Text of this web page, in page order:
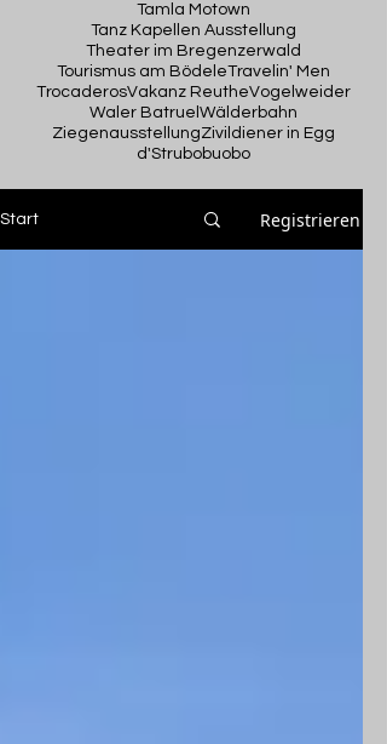
Tamla Motown
Tanz Kapellen Ausstellung
Theater im Bregenzerwald
Tourismus am BödeleTravelin' Men
TrocaderosVakanz ReutheVogelweider
Waler Batruel Wälderbahn
ZiegenausstellungZivildiener in Egg
d'Strubobuobo
Start Registrieren